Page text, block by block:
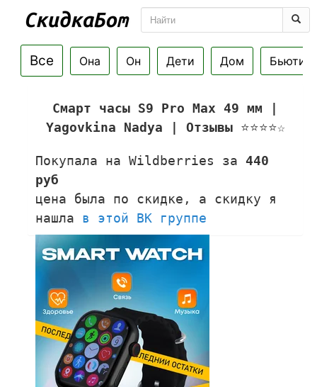
Все Она Он Дети Дом Бьюти
Смарт часы S9 Pro Max 49 мм |
Yagovkina Nadya | Отзывы ⭐⭐⭐⭐☆
Покупала на Wildberries за 440
руб
цена была по скидке, а скидку я
нашла в этой ВК группе